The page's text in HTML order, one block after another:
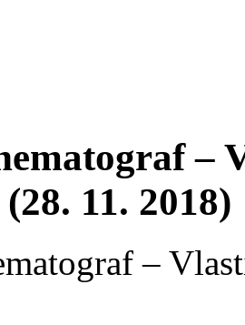
–
11. 2018)
–